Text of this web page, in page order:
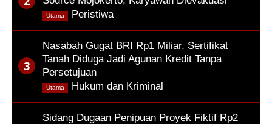
Peristiwa
Utama
Nasabah Gugat BRI Rp1 Miliar, Sertifikat
Tanah Diduga Jadi Agunan Kredit Tanpa
Persetujuan
Hukum dan Kriminal
Utama
Sidang Dugaan Penipuan Proyek Fiktif Rp2